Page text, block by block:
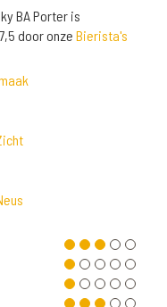
BA Porter is
door onze Bierista's